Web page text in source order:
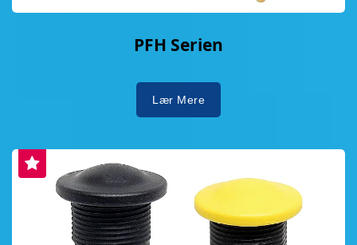
PFH Serien
Lær Mere